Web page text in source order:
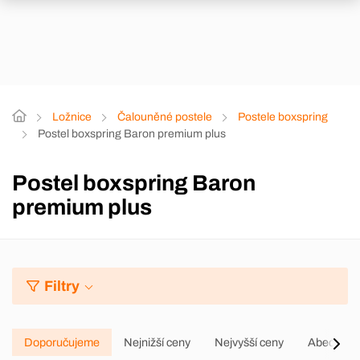
Ložnice Čalouněné postele
Postele boxspring
Postel boxspring Baron premium plus
Postel boxspring Baron
premium plus
Filtry
Doporučujeme Nejnižší ceny Nejvyšší ceny Abecedně